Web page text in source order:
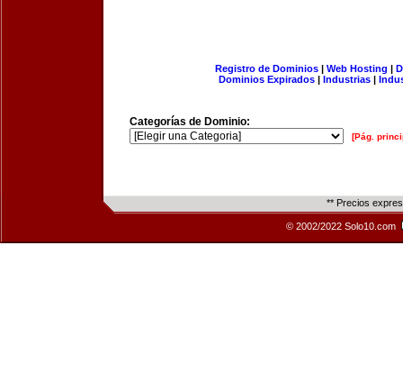
Registro de Dominios| Web Hosting |
Dominios Expirados | Industrias |
Categorías de Dominio:
[Pág.
** Precios
© 2002/2022 Solo10.com